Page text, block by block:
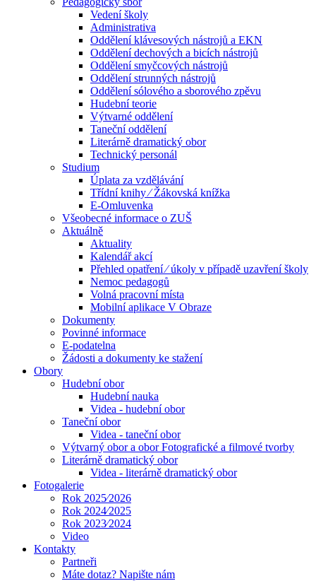
Vedení školy
Administrativa
Oddělení klávesových nástrojů a EKN
Oddělení dechových a bicích nástrojů
Oddělení smyčcových nástrojů
Oddělení strunných nástrojů
Oddělení sólového a sborového zpěvu
Hudební teorie
Výtvarné oddělení
Taneční oddělení
Literárně dramatický obor
Technický personál
Studium
Úplata za vzdělávání
Třídní knihy ⁄ Žákovská knížka
E-Omluvenka
Všeobecné informace o ZUŠ
Aktuálně
Aktuality
Kalendář akcí
Přehled opatření ⁄ úkoly v případě uzavření školy
Nemoc pedagogů
Volná pracovní místa
Mobilní aplikace V Obraze
Dokumenty
Povinné informace
E-podatelna
Žádosti a dokumenty ke stažení
Obory
Hudební obor
Hudební nauka
Videa - hudební obor
Taneční obor
Videa - taneční obor
Výtvarný obor a obor Fotografické a filmové tvorby
Literárně dramatický obor
Videa - literárně dramatický obor
Fotogalerie
Rok 2025⁄2026
Rok 2024⁄2025
Rok 2023⁄2024
Video
Kontakty
Partneři
Máte dotaz? Napište nám